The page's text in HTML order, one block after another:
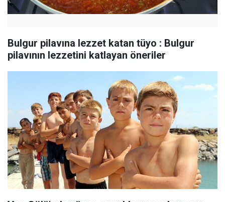
Bulgur pilavına lezzet katan tüyo : Bulgur
pilavının lezzetini katlayan öneriler